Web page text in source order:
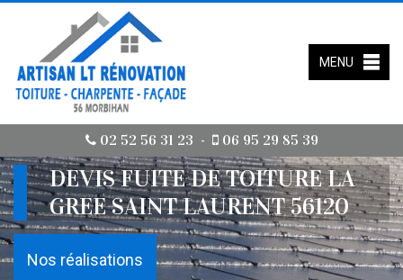
02 52 56 31 23 - 06 95 29 85 39
MENU
DEVIS FUITE DE TOITURE LA
GREE SAINT LAURENT 56120
Nos réalisations